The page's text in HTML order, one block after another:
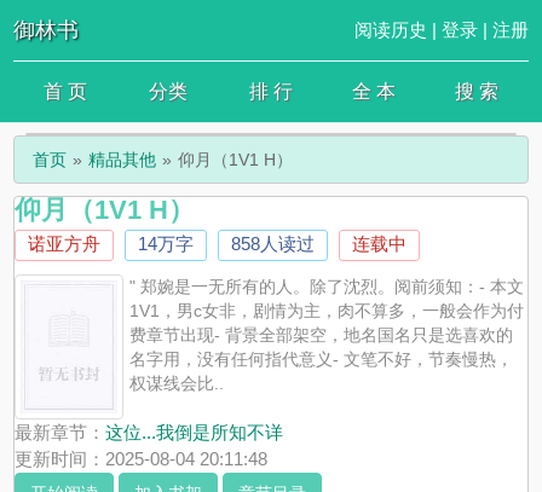
御林书 阅读历史 | 登录| 注册
首 页 分类 排 行 全 本 搜 索
首页 精品其他 仰月（1V1 H）
仰月（1V1 H）
诺亚方舟 14万字 858人读过 连载中
" 郑婉是一无所有的人。除了沈烈。阅前须知：- 本文
1V1，男c女非，剧情为主，肉不算多，一般会作为付
费章节出现- 背景全部架空，地名国名只是选喜欢的
名字用，没有任何指代意义- 文笔不好，节奏慢热，
权谋线会比..
最新章节：这位...我倒是所知不详
更新时间：2025-08-04 20:11:48